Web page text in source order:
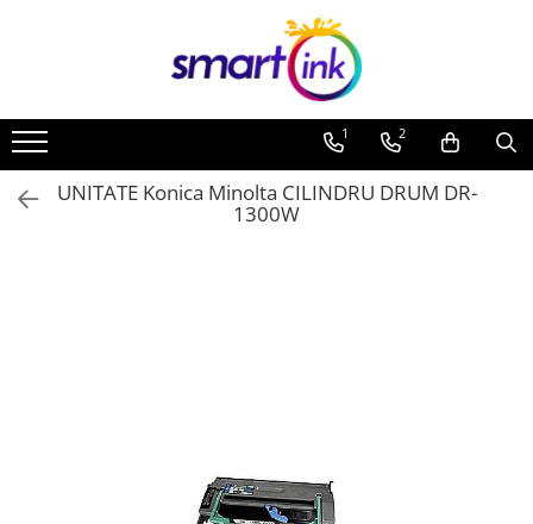
1 2
UNITATE Konica Minolta CILINDRU DRUM DR-
1300W